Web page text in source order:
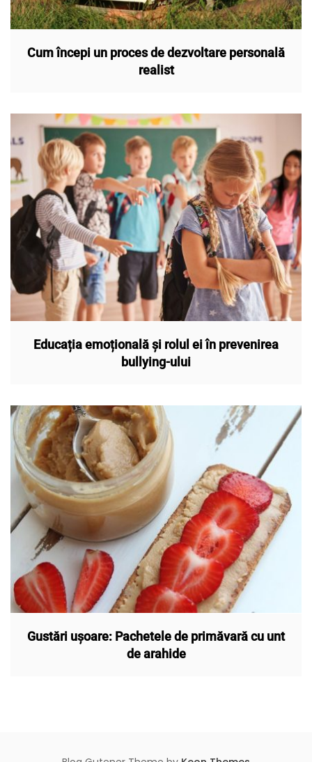
Cum începi un proces de dezvoltare personală
realist
Educația emoțională și rolul ei în prevenirea
bullying-ului
Gustări ușoare: Pachetele de primăvară cu unt
de arahide